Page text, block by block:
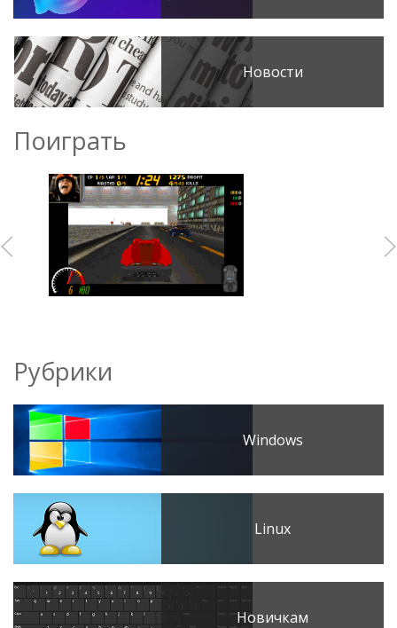
Новости
Поиграть
Рубрики
Windows
Linux
Новичкам